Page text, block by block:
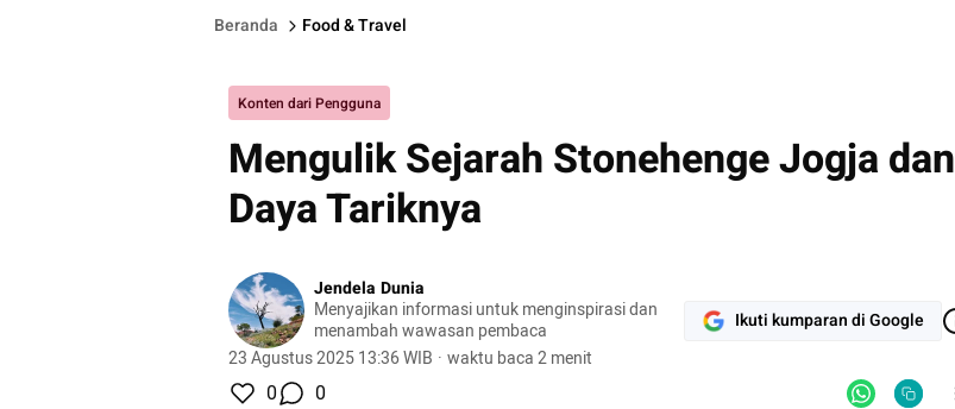
Beranda Food & Travel
Konten dari Pengguna
Mengulik Sejarah Stonehenge Jogja dan
Daya Tariknya
Jendela Dunia
Menyajikan informasi untuk menginspirasi dan
menambah wawasan pembaca
23 Agustus 2025 13:36 WIB · waktu baca 2 menit
Ikuti kumparan di Google
0 0